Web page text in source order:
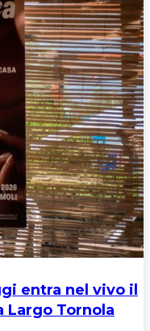
entra nel vivo il
Tornola